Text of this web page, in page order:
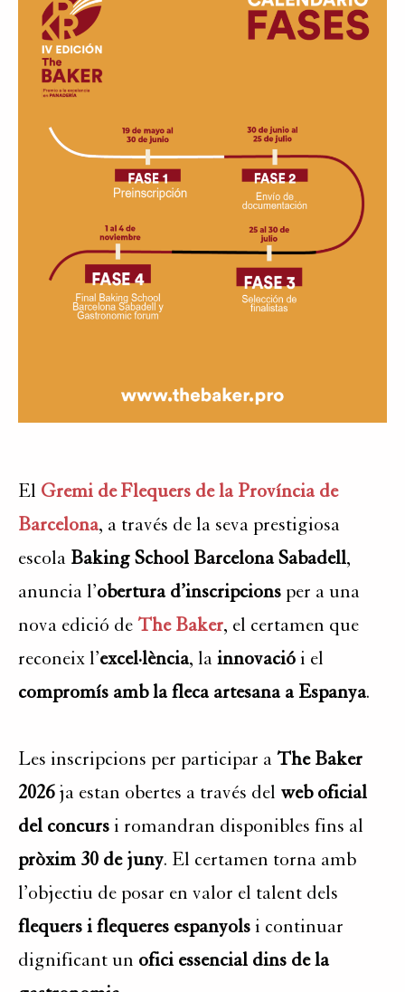
El Gremi de Flequers de la Província de
Barcelona, a través de la seva prestigiosa
escola Baking School Barcelona Sabadell,
anuncia l’obertura d’inscripcions per a una
nova edició de The Baker, el certamen que
reconeix l’excel·lència, la innovació i el
compromís amb la fleca artesana a Espanya.
Les inscripcions per participar a The Baker
2026ja estan obertes a través del web oficial
del concurs i romandran disponibles fins al
pròxim 30 de juny. El certamen torna amb
l’objectiu de posar en valor el talent dels
flequers i flequeres espanyols i continuar
dignificant un ofici essencial dins de la